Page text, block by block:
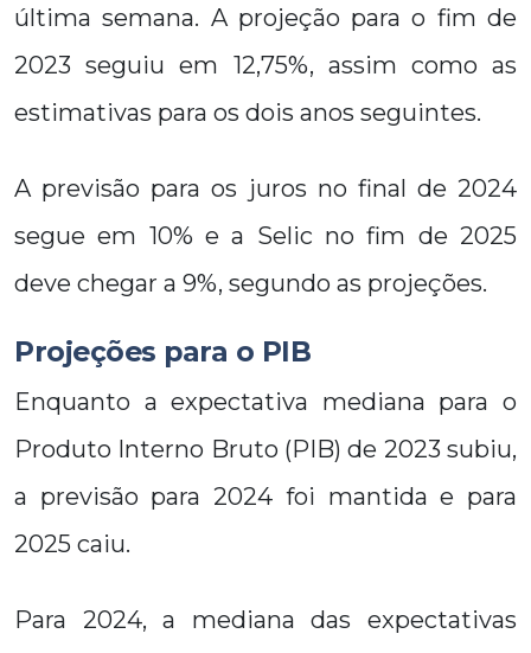
última semana. A projeção para o fim de
2023 seguiu em 12,75%, assim como as
estimativas para os dois anos seguintes.
A previsão para os juros no final de 2024
segue em 10% e a Selic no fim de 2025
deve chegar a 9%, segundo as projeções.
Projeções para o PIB
Enquanto a expectativa mediana para o
Produto Interno Bruto (PIB) de 2023 subiu,
a previsão para 2024 foi mantida e para
2025 caiu.
Para 2024, a mediana das expectativas